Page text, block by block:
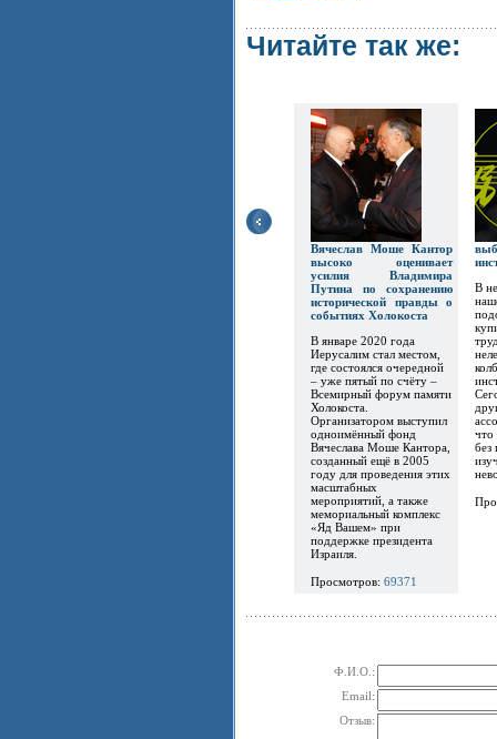
Читайте так же:
Вячеслав Моше Кантор
высоко оценивает
усилия Владимира
Путина по сохранению
исторической правды о
событиях Холокоста
В январе 2020 года
Иерусалим стал местом,
где состоялся очередной
– уже пятый по счёту –
Всемирный форум памяти
Холокоста.
Организатором выступил
одноимённый фонд
Вячеслава Моше Кантора,
созданный ещё в 2005
году для проведения этих
масштабных
мероприятий, а также
мемориальный комплекс
«Яд Вашем» при
поддержке президента
Израиля.
Просмотров: 69371
В
что
без
Ф.И.О.:
Email:
Отзыв: